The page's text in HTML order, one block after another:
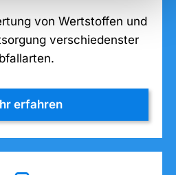
von Wertstoffen und
verschiedenster
erfahren